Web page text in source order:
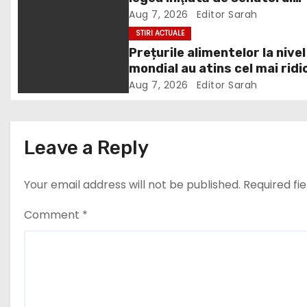
a
i
o
Zamfir de la PSD, care
reluarea construcţiei
hidrocentralelor din zonele
protejate
Aug 7, 2026 Editor Sarah
STIRI ACTUALE
Prețurile alimentelor la nivel
mondial au atins cel mai
nivel din ultimii peste trei
războiul din Ucraina va
din nou exporturile prin
Neagră.
Aug 7, 2026 Editor Sarah
Leave a Reply
Your email address will not be published. Required
Comment *